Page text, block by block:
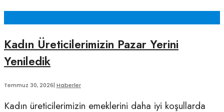
Kadın Üreticilerimizin Pazar Yerini
Yeniledik
Temmuz 30, 2026| Haberler
Kadın üreticilerimizin emeklerini daha iyi koşullarda